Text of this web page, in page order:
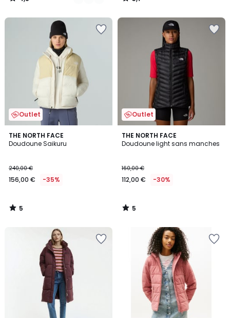
/
/
Outlet
THE NORTH FACE
Doudoune Saikuru
240,00 €
156,00 € -35%
5
/
5
/
Outlet
THE NORTH FACE
Doudoune light sans manches
160,00 €
112,00 € -30%
5
/
5
/